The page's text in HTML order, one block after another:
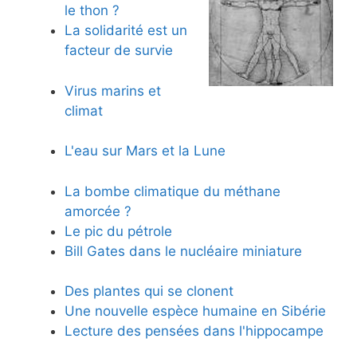
le thon ?
La solidarité est un
facteur de survie
Virus marins et
climat
L'eau sur Mars et la Lune
La bombe climatique du méthane
amorcée ?
Le pic du pétrole
Bill Gates dans le nucléaire miniature
Des plantes qui se clonent
Une nouvelle espèce humaine en Sibérie
Lecture des pensées dans l'hippocampe